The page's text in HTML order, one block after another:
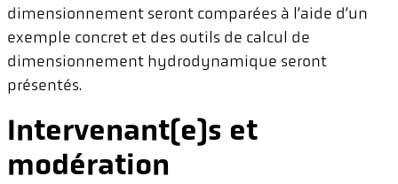
dimensionnement seront comparées à l’aide d’un
exemple concret et des outils de calcul de
dimensionnement hydrodynamique seront
présentés.
Intervenant(e)s et
modération